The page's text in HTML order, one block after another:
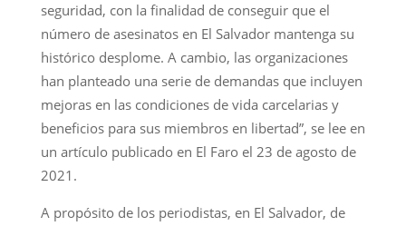
seguridad, con la finalidad de conseguir que el
número de asesinatos en El Salvador mantenga su
histórico desplome. A cambio, las organizaciones
han planteado una serie de demandas que incluyen
mejoras en las condiciones de vida carcelarias y
beneficios para sus miembros en libertad”, se lee en
un artículo publicado en El Faro el 23 de agosto de
2021.
A propósito de los periodistas, en El Salvador, de